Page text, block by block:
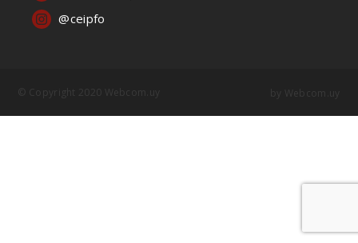
@ceipfo
© Copyright 2020 Webcom.uy by Webcom.uy